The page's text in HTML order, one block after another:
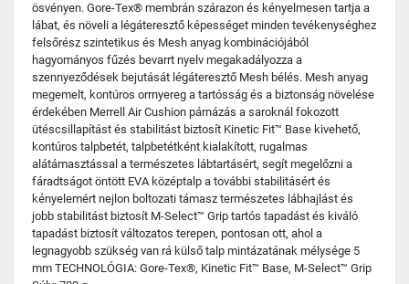
ösvényen. Gore-Tex® membrán szárazon és kényelmesen tartja a
lábat, és növeli a légáteresztő képességet minden tevékenységhez
felsőrész szintetikus és Mesh anyag kombinációjából
hagyományos fűzés bevarrt nyelv megakadályozza a
szennyeződések bejutását légáteresztő Mesh bélés. Mesh anyag
megemelt, kontúros orrnyereg a tartósság és a biztonság növelése
érdekében Merrell Air Cushion párnázás a saroknál fokozott
ütéscsillapítást és stabilitást biztosít Kinetic Fit™ Base kivehető,
kontúros talpbetét, talpbetétként kialakított, rugalmas
alátámasztással a természetes lábtartásért, segít megelőzni a
fáradtságot öntött EVA középtalp a további stabilitásért és
kényelemért nejlon boltozati támasz természetes lábhajlást és
jobb stabilitást biztosít M-Select™ Grip tartós tapadást és kiváló
tapadást biztosít változatos terepen, pontosan ott, ahol a
legnagyobb szükség van rá külső talp mintázatának mélysége 5
mm TECHNOLÓGIA: Gore-Tex®, Kinetic Fit™ Base, M-Select™ Grip